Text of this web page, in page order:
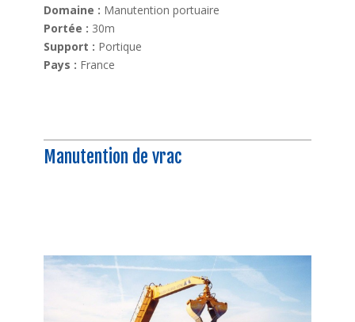
Domaine : Manutention portuaire
Portée : 30m
Support : Portique
Pays : France
Manutention de vrac